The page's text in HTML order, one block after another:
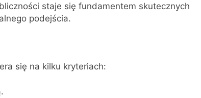
staje się fundamentem skutecznych
podejścia.
się na kilku kryteriach: